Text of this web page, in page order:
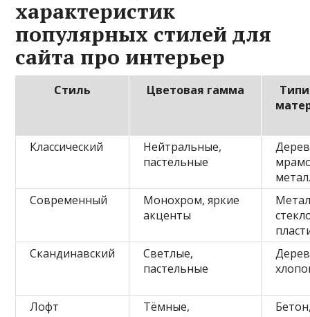
характеристик
популярных стилей для
сайта про интерьер
Стиль Цветовая гамма
Классический
Нейтральные,
пастельные
Современный
Монохром, яркие
акценты
Скандинавский
Светлые,
пастельные
Лофт
Тёмные,